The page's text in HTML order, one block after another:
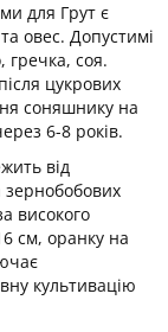
для Грут є
овес. Допустимі
соя.
цукрових
соняшнику на
6-8 років.
від
зернобобових
високого
см, оранку на
культивацію